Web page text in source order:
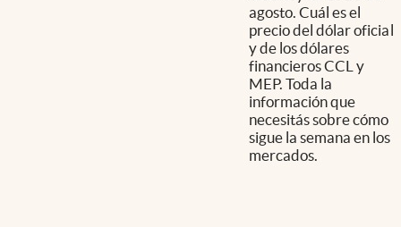
agosto. Cuál es el
precio del dólar oficial
y de los dólares
financieros CCL y
MEP. Toda la
información que
necesitás sobre cómo
sigue la semana en los
mercados.